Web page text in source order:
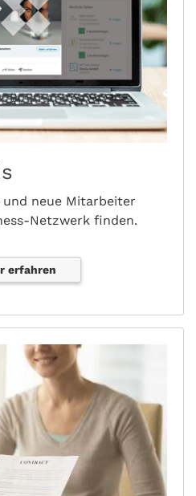
neue Mitarbeiter
Netzwerk finden.
erfahren